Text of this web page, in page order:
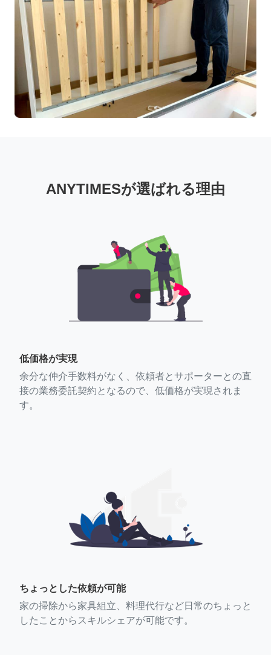
ANYTIMESが選ばれる理由
低価格が実現
余分な仲介手数料がなく、依頼者とサポーターとの直
接の業務委託契約となるので、低価格が実現されま
す。
ちょっとした依頼が可能
家の掃除から家具組立、料理代行など日常のちょっと
したことからスキルシェアが可能です。